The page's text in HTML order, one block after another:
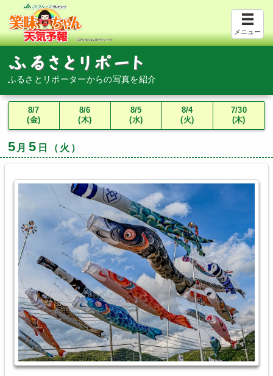
メニュー
ふるさとリポーターからの写真を紹介
8/7
(金)
8/6
(木)
8/5
(水)
8/4
(火)
7/30
(木)
5 月 5 日（火）